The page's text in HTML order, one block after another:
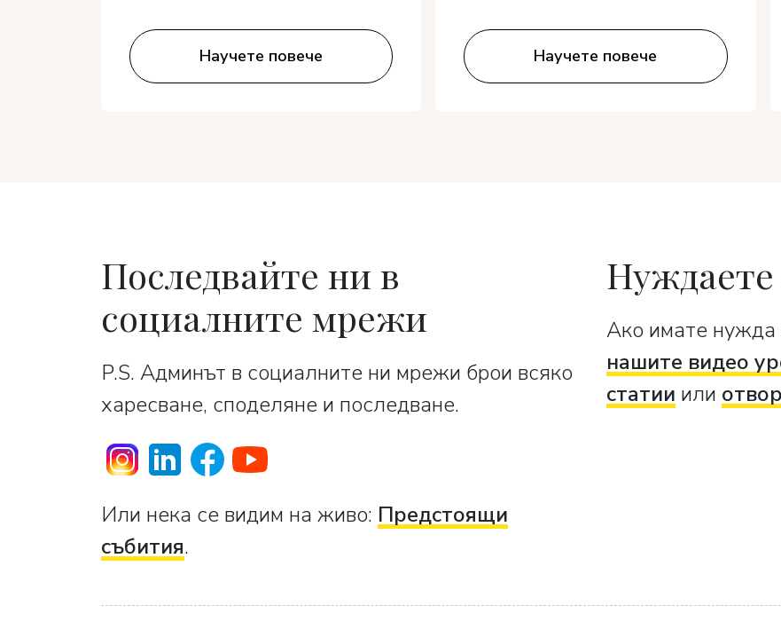
Научете повече Научете повече
Последвайте ни в
социалните мрежи
P.S. Админът в социалните ни мрежи брои всяко
харесване, споделяне и последване.
Или нека се видим на живо: Предстоящи
събития.
Ако имате
нашите видео
статии или